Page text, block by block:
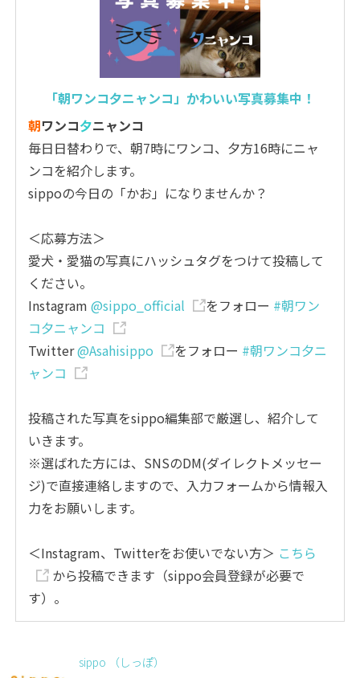
「朝ワンコ夕ニャンコ」かわいい写真募集中！
朝ワンコ夕ニャンコ
毎日日替わりで、朝7時にワンコ、夕方16時にニャ
ンコを紹介します。
sippoの今日の「かお」になりませんか？
＜応募方法＞
愛犬・愛猫の写真にハッシュタグをつけて投稿して
ください。
Instagram@sippo_official をフォロー #朝ワン
コ夕ニャンコ
Twitter@Asahisippo をフォロー #朝ワンコ夕ニ
ャンコ
投稿された写真をsippo編集部で厳選し、紹介して
いきます。
※選ばれた方には、SNSのDM(ダイレクトメッセー
ジ)で直接連絡しますので、入力フォームから情報入
力をお願いします。
＜Instagram、Twitterをお使いでない方＞ こちら
から投稿できます（sippo会員登録が必要で
す）。
sippo （しっぽ）